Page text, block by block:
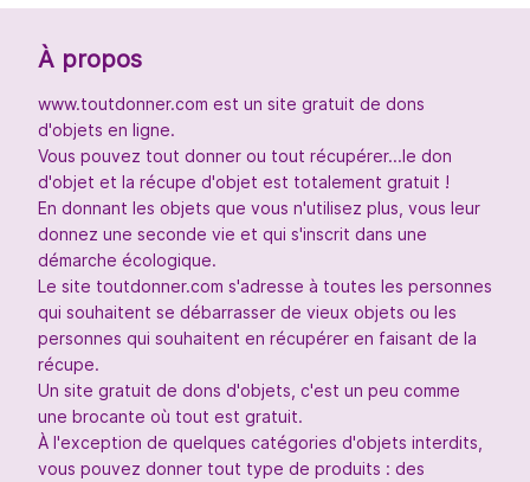
À propos
www.toutdonner.com est un site gratuit de dons
d'objets en ligne.
Vous pouvez tout donner ou tout récupérer...le don
d'objet et la récupe d'objet est totalement gratuit !
En donnant les objets que vous n'utilisez plus, vous leur
donnez une seconde vie et qui s'inscrit dans une
démarche écologique.
Le site toutdonner.com s'adresse à toutes les personnes
qui souhaitent se débarrasser de vieux objets ou les
personnes qui souhaitent en récupérer en faisant de la
récupe.
Un site gratuit de dons d'objets, c'est un peu comme
une brocante où tout est gratuit.
À l'exception de quelques catégories d'objets interdits,
vous pouvez donner tout type de produits : des